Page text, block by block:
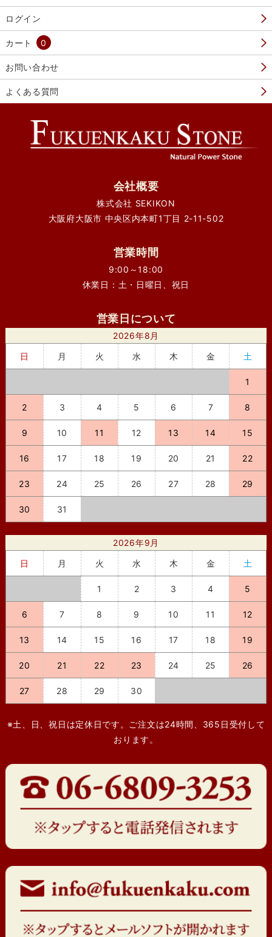
ログイン
カート 0
お問い合わせ
よくある質問
会社概要
株式会社 SEKIKON
大阪府大阪市 中央区内本町1丁目 2-11-502
営業時間
9:00～18:00
休業日：土・日曜日、祝日
営業日について
2026年8月
日
月 火 水 木 金 土
1
2 3 4 5 6 7 8
9 10 11 12 13 14 15
16 17 18 19 20 21 22
23 24 25 26 27 28 29
30 31
2026年9月
日
月 火 水 木 金 土
1 2 3 4 5
6 7 8 9 10 11 12
13 14 15 16 17 18 19
20 21 22 23 24 25 26
27 28 29 30
※土、日、祝日は定休日です。ご注文は24時間、365日受付して
おります。